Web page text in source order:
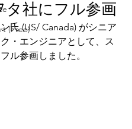
(Free)
タ社にフル参画
氏 (US/ Canada) がシニア
・エンジニアとして、ス
ル参画しました。